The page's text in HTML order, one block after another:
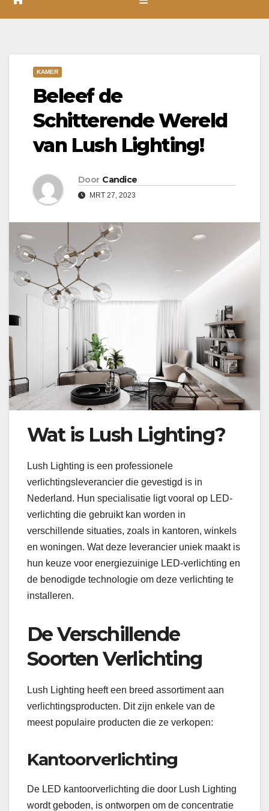
KAMER
Beleef de
Schitterende Wereld
van Lush Lighting!
Door Candice
MRT 27, 2023
Wat is Lush Lighting?
Lush Lighting is een professionele
verlichtingsleverancier die gevestigd is in
Nederland. Hun specialisatie ligt vooral op LED-
verlichting die gebruikt kan worden in
verschillende situaties, zoals in kantoren, winkels
en woningen. Wat deze leverancier uniek maakt is
hun keuze voor energiezuinige LED-verlichting en
de benodigde technologie om deze verlichting te
installeren.
De Verschillende
Soorten Verlichting
Lush Lighting heeft een breed assortiment aan
verlichtingsproducten. Dit zijn enkele van de
meest populaire producten die ze verkopen:
Kantoorverlichting
De LED kantoorverlichting die door Lush Lighting
wordt geboden, is ontworpen om de concentratie